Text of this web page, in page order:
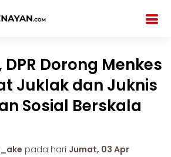
Dorong Menkes
Juklak dan Juknis
Sosial Berskala
pada hari Jumat, 03 Apr